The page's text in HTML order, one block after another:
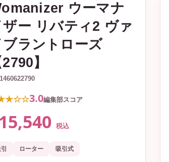
ウーマナ
ザー リバティ2 ヴァ
ブラントローズ
2790】
3.0編集部スコア
税込
ローター 吸引式